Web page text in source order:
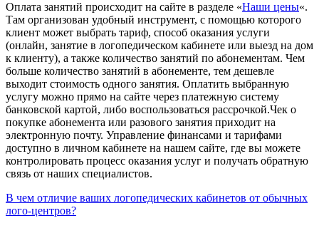
Оплата занятий происходит на сайте в разделе «Наши цены«.
Там организован удобный инструмент, с помощью которого
клиент может выбрать тариф, способ оказания услуги
(онлайн, занятие в логопедическом кабинете или выезд на дом
к клиенту), а также количество занятий по абонементам. Чем
больше количество занятий в абонементе, тем дешевле
выходит стоимость одного занятия. Оплатить выбранную
услугу можно прямо на сайте через платежную систему
банковской картой, либо воспользоваться рассрочкой.Чек о
покупке абонемента или разового занятия приходит на
электронную почту. Управление финансами и тарифами
доступно в личном кабинете на нашем сайте, где вы можете
контролировать процесс оказания услуг и получать обратную
связь от наших специалистов.
В чем отличие ваших логопедических кабинетов от обычных
лого-центров?